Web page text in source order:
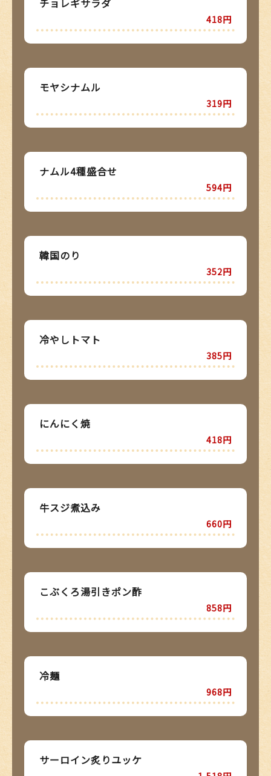
チョレギサラダ
418円
モヤシナムル
319円
ナムル4種盛合せ
594円
韓国のり
352円
冷やしトマト
385円
にんにく焼
418円
牛スジ煮込み
660円
こぶくろ湯引きポン酢
858円
冷麺
968円
サーロイン炙りユッケ